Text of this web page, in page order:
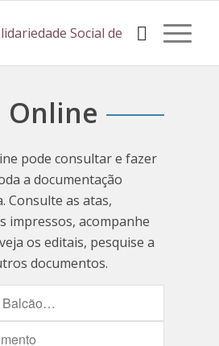
Online
pode consultar e fazer
a documentação
Consulte as atas,
impressos, acompanhe
os editais, pesquise a
documentos.